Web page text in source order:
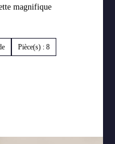
magnifique
Pièce(s) : 8